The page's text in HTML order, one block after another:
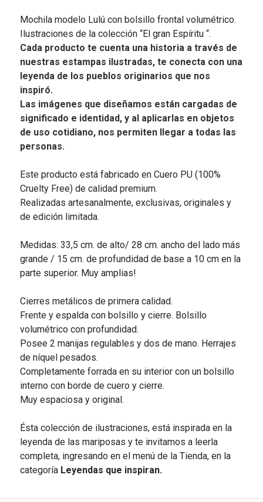
Mochila modelo Lulú con bolsillo frontal volumétrico.
Ilustraciones de la colección “El gran Espíritu “.
Cada producto te cuenta una historia a través de
nuestras estampas ilustradas, te conecta con una
leyenda de los pueblos originarios que nos
inspiró.
Las imágenes que diseñamos están cargadas de
significado e identidad, y al aplicarlas en objetos
de uso cotidiano, nos permiten llegar a todas las
personas.
Este producto está fabricado en Cuero PU (100%
Cruelty Free) de calidad premium.
Realizadas artesanalmente, exclusivas, originales y
de edición limitada.
Medidas: 33,5 cm. de alto/ 28 cm. ancho del lado más
grande / 15 cm. de profundidad de base a 10 cm en la
parte superior. Muy amplias!
Cierres metálicos de primera calidad.
Frente y espalda con bolsillo y cierre. Bolsillo
volumétrico con profundidad.
Posee 2 manijas regulables y dos de mano. Herrajes
de níquel pesados.
Completamente forrada en su interior con un bolsillo
interno con borde de cuero y cierre.
Muy espaciosa y original.
Ésta colección de ilustraciones, está inspirada en la
leyenda de las mariposas y te invitamos a leerla
completa, ingresando en el menú de la Tienda, en la
categoría Leyendas que inspiran.